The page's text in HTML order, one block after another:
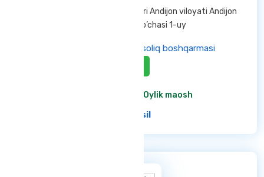
Andijon viloyati — Andijon shahri Andijon viloyati Andijon
shahar Oltinko’l ko’chasi 1-uy
Andijon viloyati davlat soliq boshqarmasi
/ Oylik maosh
Ba'tafsil